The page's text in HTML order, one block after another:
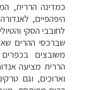
כמדינה הררית,
היפהפיים,
לחובבי הסקי
שברכסי ההרים
משובצים
הררית מציעה
וארוכים, וגם